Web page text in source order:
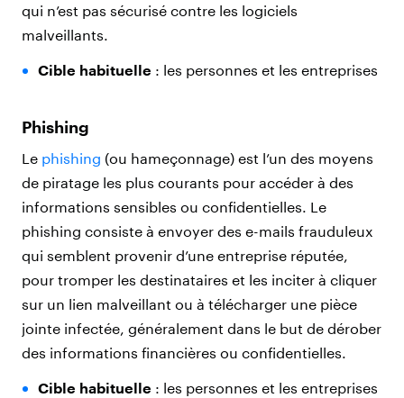
qui n’est pas sécurisé contre les logiciels
malveillants.
Cible habituelle : les personnes et les entreprises
Phishing
Le phishing (ou hameçonnage) est l’un des moyens
de piratage les plus courants pour accéder à des
informations sensibles ou confidentielles. Le
phishing consiste à envoyer des e-mails frauduleux
qui semblent provenir d’une entreprise réputée,
pour tromper les destinataires et les inciter à cliquer
sur un lien malveillant ou à télécharger une pièce
jointe infectée, généralement dans le but de dérober
des informations financières ou confidentielles.
Cible habituelle : les personnes et les entreprises